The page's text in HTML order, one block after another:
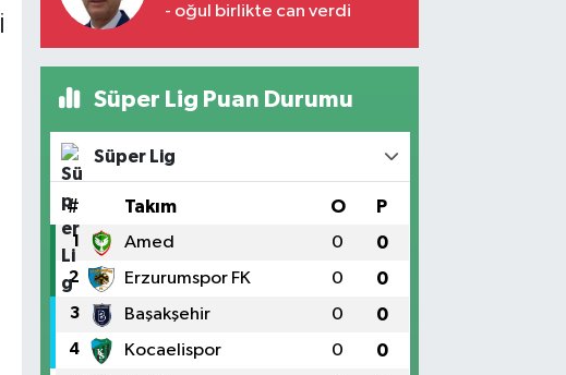
- oğul birlikte can verdi
Süper Lig Puan Durumu
Süper Lig
# Takım O P
1 Amed 0 0
2 Erzurumspor FK 0 0
3 Başakşehir 0 0
4 Kocaelispor 0 0